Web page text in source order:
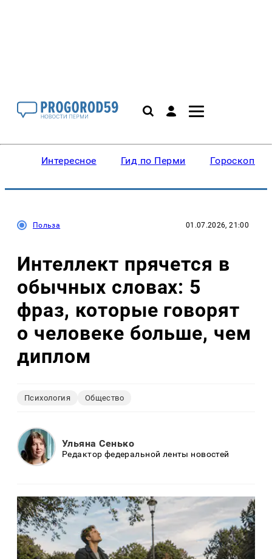
Интересное Гид по Перми Гороскопы
Польза 01.07.2026, 21:00
Интеллект прячется в
обычных словах: 5
фраз, которые говорят
о человеке больше, чем
диплом
Психология Общество
Ульяна Сенько
Редактор федеральной ленты новостей